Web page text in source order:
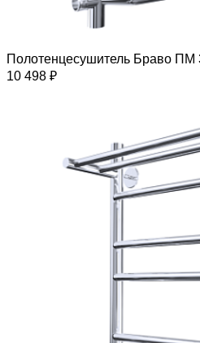
Полотенцесушитель Браво ПМ
10 498 ₽